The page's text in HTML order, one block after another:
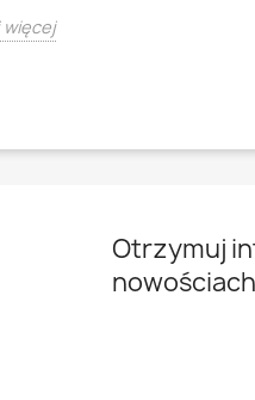
Otrzymuj